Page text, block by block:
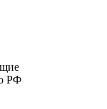
РФ